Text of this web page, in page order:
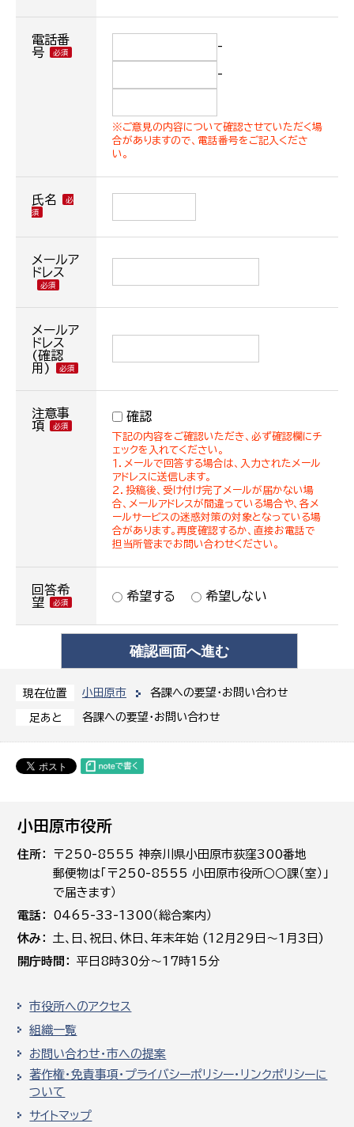
現在位置 小田原市 各課への要望・お問い合わせ
足あと 各課への要望・お問い合わせ
電話番
号
-
-
※ご意見の内容について確認させていただく場
合がありますので、電話番号をご記入くださ
い。
氏名
メールア
ドレス
メールア
ドレス
(確認
用)
注意事
項
確認
下記の内容をご確認いただき、必ず確認欄にチ
ェックを入れてください。
１．メールで回答する場合は、入力されたメール
アドレスに送信します。
２．投稿後、受け付け完了メールが届かない場
合、メールアドレスが間違っている場合や、各メ
ールサービスの迷惑対策の対象となっている場
合があります。再度確認するか、直接お電話で
担当所管までお問い合わせください。
回答希
望
希望する 希望しない
小田原市役所
住所
〒250-8555 神奈川県小田原市荻窪300番地
郵便物は「〒250-8555 小田原市役所○○課（室）」
で届きます）
電話
0465-33-1300（総合案内）
休み
土､日､祝日、休日、年末年始 (12月29日～1月3日)
開庁時間
平日8時30分～17時15分
市役所へのアクセス
組織一覧
お問い合わせ・市への提案
著作権・免責事項・プライバシーポリシー・リンクポリシーに
ついて
サイトマップ